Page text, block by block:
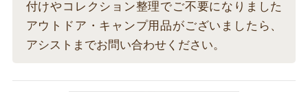
付けやコレクション整理でご不要になりました
アウトドア・キャンプ用品がございましたら、
アシストまでお問い合わせください。